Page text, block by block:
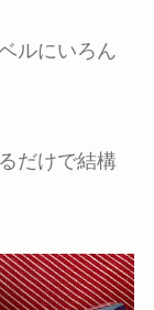
ルにいろん
だけで結構